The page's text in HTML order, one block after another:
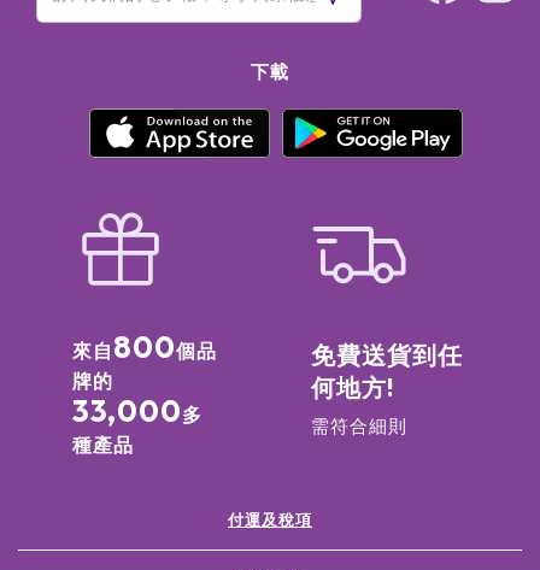
下載
來自 800個品
牌的
33,000多
種產品
免費送貨到任
何地方!
需符合細則
付運及稅項